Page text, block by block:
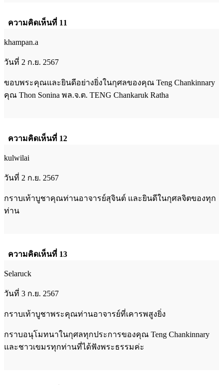
ความคิดเห็นที่ 11
khampan.a
วันที่ 2 ก.ย. 2567
ขอบพระคุณและยินดีอย่างยิ่งในกุศลของคุณ Teng Chankinnary
คุณ Thon Sonina พล.จ.ต. TENG Chankaruk Ratha
ความคิดเห็นที่ 12
kulwilai
วันที่ 2 ก.ย. 2567
กราบเท้าบูชาคุณท่านอาจารย์สุจินต์ และยินดีในกุศลจิตของทุก
ท่าน
ความคิดเห็นที่ 13
Selaruck
วันที่ 3 ก.ย. 2567
กราบเท้าบูชาพระคุณท่านอาจารย์ที่เคารพสูงยิ่ง
กราบอนุโมทนาในกุศลทุกประการของคุณ Teng Chankinnary
และชาวเขมรทุกท่านที่ได้ฟังพระธรรมค่ะ